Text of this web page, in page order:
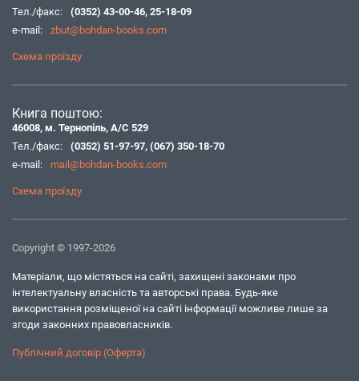
Тел./факс:
(0352) 43-00-46, 25-18-09
e-mail:
zbut@bohdan-books.com
Схема проїзду
Книга поштою:
46008, м. Тернопіль, А/С 529
Тел./факс:
(0352) 51-97-97, (067) 350-18-70
e-mail:
mail@bohdan-books.com
Схема проїзду
Copyright © 1997-2026
Матеріали, що містяться на сайті, захищені законами про
інтелектуальну власність та авторські права. Будь-яке
використання розміщеної на сайті інформації можливе лише за
згоди законних правовласників.
Публічний договір (Оферта)